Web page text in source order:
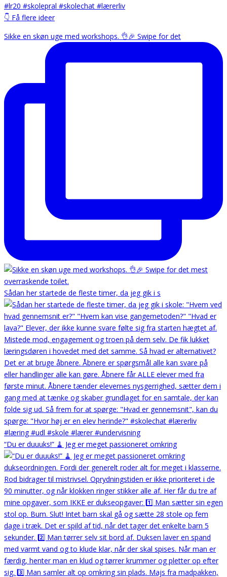
#lr20 #skolepral #skolechat #lærerliv
👇 Få flere ideer
Sikke en skøn uge med workshops. 👌🎉 Swipe for det
Sådan her startede de fleste timer, da jeg gik i s
“Du er duuuks!” 🧹 Jeg er meget passioneret omkring